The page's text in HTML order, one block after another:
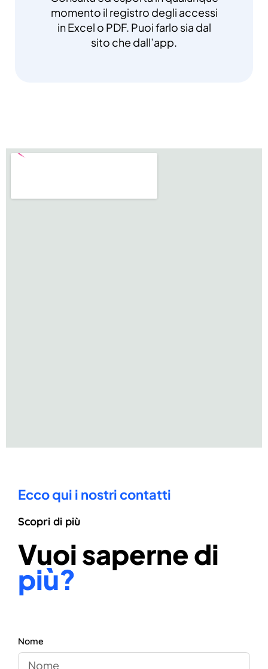
momento il registro degli accessi
in Excel o PDF. Puoi farlo sia dal
sito che dall’app.
Ecco qui i nostri contatti
Scopri di più
Vuoi saperne di
più?
Nome